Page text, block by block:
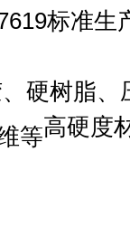
标准生
硬树脂
等高硬度